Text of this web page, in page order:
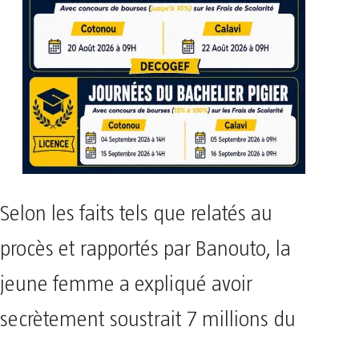
Selon les faits tels que relatés au
procès et rapportés par Banouto, la
jeune femme a expliqué avoir
secrètement soustrait 7 millions du